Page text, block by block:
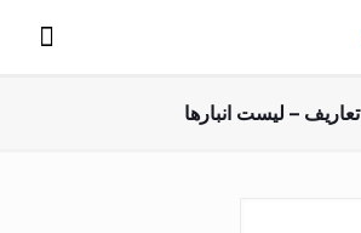
تعاریف – لیست انبارها